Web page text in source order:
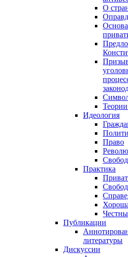
О
Теории
Идеология
Право
Практика
Публикации
литературы
Дискуссии